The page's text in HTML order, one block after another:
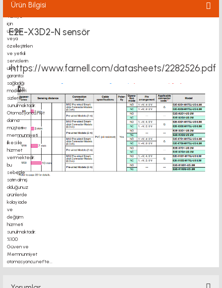
Ürün Bilgisi
E2E-X3D2-N sensör
https://www.farnell.com/datasheets/2282526.pdf
motor kaplin fiyatları, sigma profil, 3d yazıcı, kremayer dişli, 45x45 sigma profil,
delta haberleşme kablosu, delta plc fiyat, konveyör bant, kramiyer dişli, mantar
stop, otomatik yağlama sistemleri, rulolu konveyör fiyatları, 12v 50a güç kaynağı,
2kw servo motor, 20x20 sigma profil, 20x20 sigma profil somunu, 22 5 180